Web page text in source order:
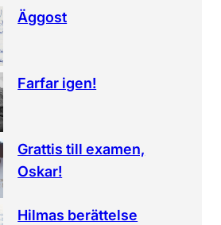
Äggost
Farfar igen!
Grattis till examen,
Oskar!
Hilmas berättelse